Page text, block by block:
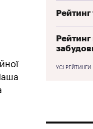
Рейтинг
УСІ РЕЙТИНГИ